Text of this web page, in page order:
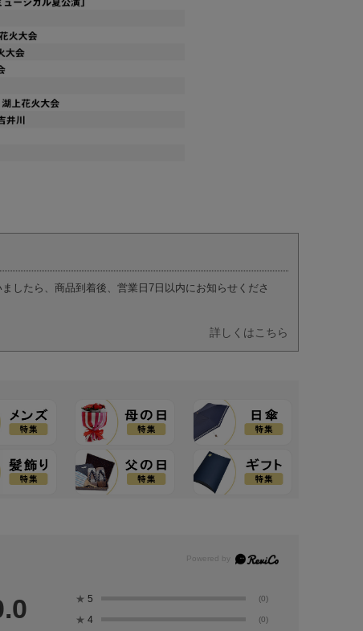
したら、商品到着後、営業日7日以内にお知らせくださ
詳しくはこちら
★ 5 (0)
★ 4 (0)